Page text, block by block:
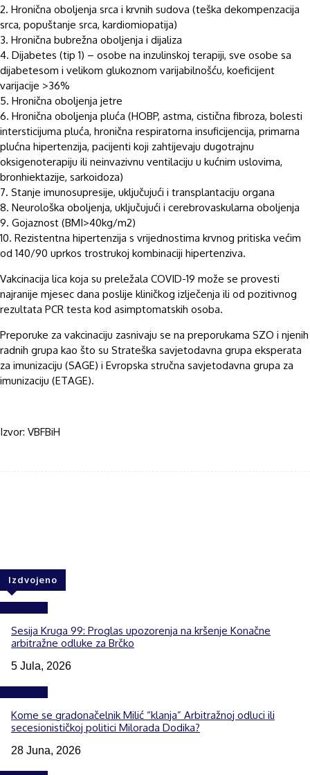
2. Hronična oboljenja srca i krvnih sudova (teška dekompenzacija
srca, popuštanje srca, kardiomiopatija)
3. Hronična bubrežna oboljenja i dijaliza
4. Dijabetes (tip 1) – osobe na inzulinskoj terapiji, sve osobe sa
dijabetesom i velikom glukoznom varijabilnošću, koeficijent
varijacije >36%
5. Hronična oboljenja jetre
6. Hronična oboljenja pluća (HOBP, astma, cistična fibroza, bolesti
intersticijuma pluća, hronična respiratorna insuficijencija, primarna
plućna hipertenzija, pacijenti koji zahtijevaju dugotrajnu
oksigenoterapiju ili neinvazivnu ventilaciju u kućnim uslovima,
bronhiektazije, sarkoidoza)
7. Stanje imunosupresije, uključujući i transplantaciju organa
8. Neurološka oboljenja, uključujući i cerebrovaskularna oboljenja
9. Gojaznost (BMI>40kg/m2)
10. Rezistentna hipertenzija s vrijednostima krvnog pritiska većim
od 140/90 uprkos trostrukoj kombinaciji hipertenziva.
Vakcinacija lica koja su preležala COVID-19 može se provesti
najranije mjesec dana poslije kliničkog izlječenja ili od pozitivnog
rezultata PCR testa kod asimptomatskih osoba.
Preporuke za vakcinaciju zasnivaju se na preporukama SZO i njenih
radnih grupa kao što su Strateška savjetodavna grupa eksperata
za imunizaciju (SAGE) i Evropska stručna savjetodavna grupa za
imunizaciju (ETAGE).
Izvor: VBFBiH
Izdvojeno
Sesija Kruga 99: Proglas upozorenja na kršenje Konačne
arbitražne odluke za Brčko
5 Jula, 2026
Kome se gradonačelnik Milić “klanja” Arbitražnoj odluci ili
secesionističkoj politici Milorada Dodika?
28 Juna, 2026